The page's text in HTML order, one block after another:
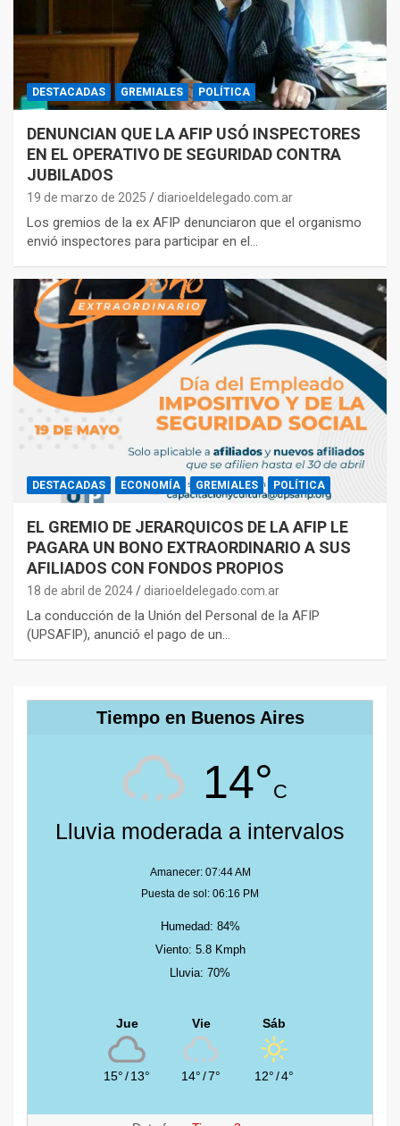
DESTACADAS GREMIALES POLÍTICA
DENUNCIAN QUE LA AFIP USÓ INSPECTORES
EN EL OPERATIVO DE SEGURIDAD CONTRA
JUBILADOS
19 de marzo de 2025 diarioeldelegado.com.ar
Los gremios de la ex AFIP denunciaron que el organismo
envió inspectores para participar en el…
DESTACADAS ECONOMÍA GREMIALES POLÍTICA
EL GREMIO DE JERARQUICOS DE LA AFIP LE
PAGARA UN BONO EXTRAORDINARIO A SUS
AFILIADOS CON FONDOS PROPIOS
18 de abril de 2024 diarioeldelegado.com.ar
La conducción de la Unión del Personal de la AFIP
(UPSAFIP), anunció el pago de un…
Tiempo en Buenos Aires
14°C
Lluvia moderada a intervalos
Amanecer: 07:44 AM
Puesta de sol: 06:16 PM
Humedad: 84%
Viento: 5.8 Kmph
Lluvia: 70%
Jue
15°/13°
Vie
14°/7°
Sáb
12°/4°